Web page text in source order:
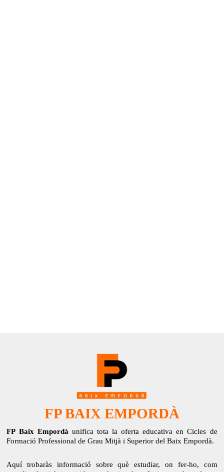
FP BAIX EMPORDÀ
FP Baix Empordà unifica tota la oferta educativa en Cicles de
Formació Professional de Grau Mitjà i Superior del Baix Empordà.
Aquí trobaràs informació sobre què estudiar, on fer-ho, com